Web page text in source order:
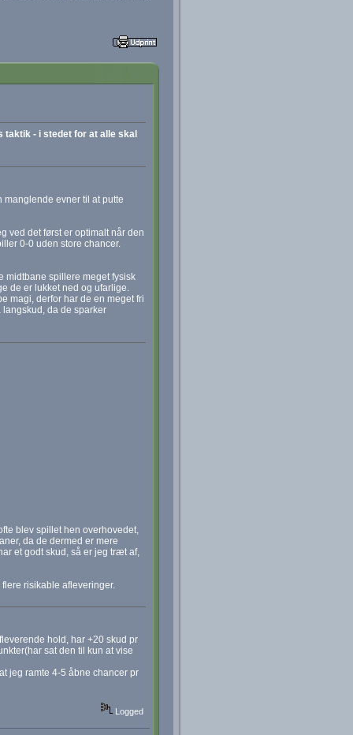
- i stedet for at alle skal
manglende evner til at putte
ved det først er optimalt når den
0-0 uden store chancer.
midtbane spillere meget fysisk
de er lukket ned og ufarlige.
magi, derfor har de en meget fri
da de sparker
blev spillet hen overhovedet,
da de dermed er mere
et godt skud, så er jeg træt af,
risikable afleveringer.
hold, har +20 skud pr
sat den til kun at vise
jeg ramte 4-5 åbne chancer pr
Logged